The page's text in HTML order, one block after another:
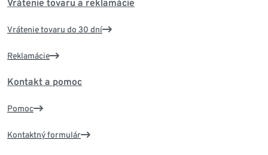
Vrátenie tovaru a reklamácie
Vrátenie tovaru do 30 dní
Reklamácie
Kontakt a pomoc
Pomoc
Kontaktný formulár